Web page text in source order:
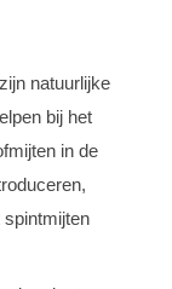
natuurlijke
bij het
in de
spintmijten